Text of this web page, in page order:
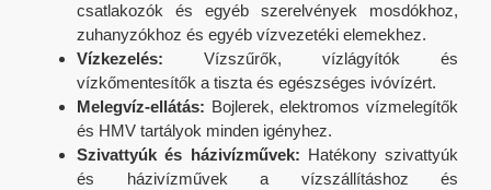
csatlakozók és egyéb szerelvények mosdókhoz,
zuhanyzókhoz és egyéb vízvezetéki elemekhez.
Vízkezelés: Vízszűrők, vízlágyítók és
vízkőmentesítők a tiszta és egészséges ivóvízért.
Melegvíz-ellátás: Bojlerek, elektromos vízmelegítők
és HMV tartályok minden igényhez.
Szivattyúk és házivízművek: Hatékony szivattyúk
és házivízművek a vízszállításhoz és